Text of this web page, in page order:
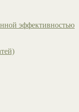
эффективностью